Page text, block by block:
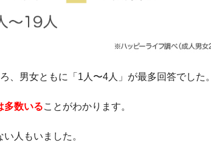
、男女ともに「1人〜4人」が最多回答でした。
多数いることがわかります。
人もいました。